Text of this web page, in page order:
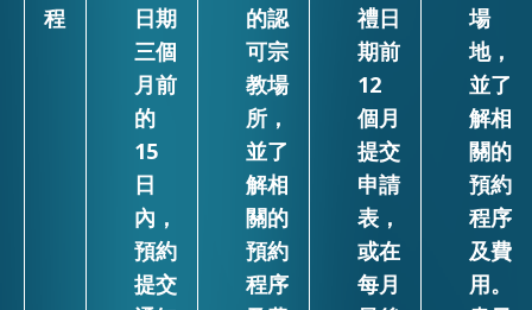
程
日期
三個
月前
的
15
日
內，
預約
提交
的認
可宗
教場
所，
並了
解相
關的
預約
程序
禮日
期前
12
個月
提交
申請
表，
或在
每月
場
地，
並了
解相
關的
預約
程序
及費
用。